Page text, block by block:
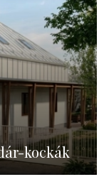
kockák